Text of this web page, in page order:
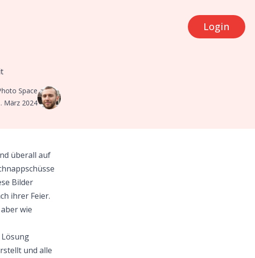
Login
Space
März 2024
überall auf
Bilder
ihrer Feier.
wie
und alle